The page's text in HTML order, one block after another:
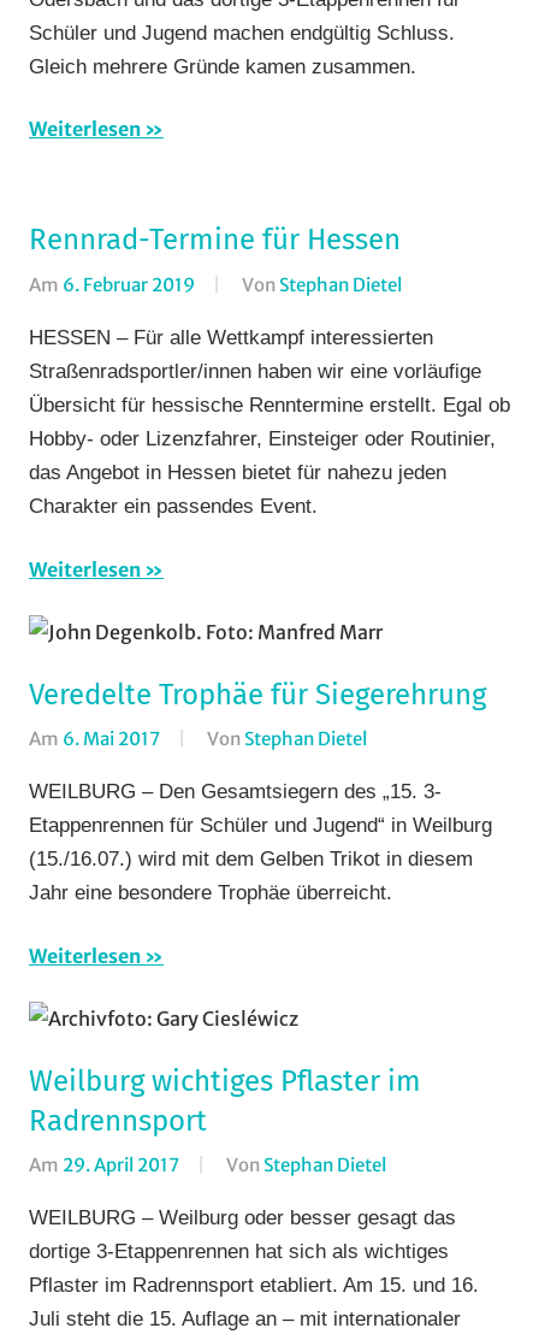
Multimedia
Schüler und Jugend machen endgültig Schluss.
Gleich mehrere Gründe kamen zusammen.
Weiterlesen
Rennrad-Termine für Hessen
Am 6. Februar 2019 Von Stephan Dietel
Breitensport
Einzelzeitfahren
Jedermann,
(RTF)
HESSEN – Für alle Wettkampf interessierten
Straßenradsportler/innen haben wir eine vorläufige
Übersicht für hessische Renntermine erstellt. Egal ob
Hobby- oder Lizenzfahrer, Einsteiger oder Routinier,
das Angebot in Hessen bietet für nahezu jeden
Charakter ein passendes Event.
Weiterlesen
Veredelte Trophäe für Siegerehrung
Am 6. Mai 2017 Von Stephan Dietel
Rundfahrten
Rundstrecke,
Strasse
WEILBURG – Den Gesamtsiegern des „15. 3-
Etappenrennen für Schüler und Jugend“ in Weilburg
(15./16.07.) wird mit dem Gelben Trikot in diesem
Jahr eine besondere Trophäe überreicht.
Weiterlesen
Weilburg wichtiges Pflaster im
Radrennsport
Am 29. April 2017 Von Stephan Dietel
Rundfahrten
Rundstrecke
Strasse
Vereine
WEILBURG – Weilburg oder besser gesagt das
dortige 3-Etappenrennen hat sich als wichtiges
Pflaster im Radrennsport etabliert. Am 15. und 16.
Juli steht die 15. Auflage an – mit internationaler